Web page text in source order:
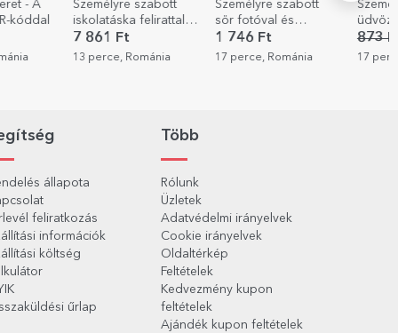
–
Személyre szabott
sör fotóval és
szöveggel - Love
1 746 Ft
17 perce, Románia
Személyre szabott
üdvözlőkártya fotóval
873 Ft 523 Ft
17 perce, Románia
bögre
2
18
állapota
feliratkozás
információk
költség
űrlap
Több
Rólunk
Üzletek
Adatvédelmi irányelvek
Cookie irányelvek
Oldaltérkép
Feltételek
Kedvezmény kupon
feltételek
Ajándék kupon feltételek